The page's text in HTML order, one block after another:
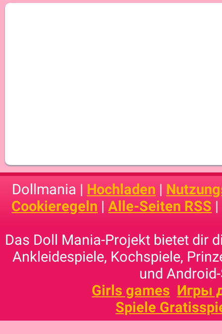
Dollmania | Hochladen |
Cookieregeln |Alle-Seiten RSS |
Das Doll Mania-Projekt bietet dir
Ankleidespiele, Kochspiele,
und
Girls games Игры
Spiele